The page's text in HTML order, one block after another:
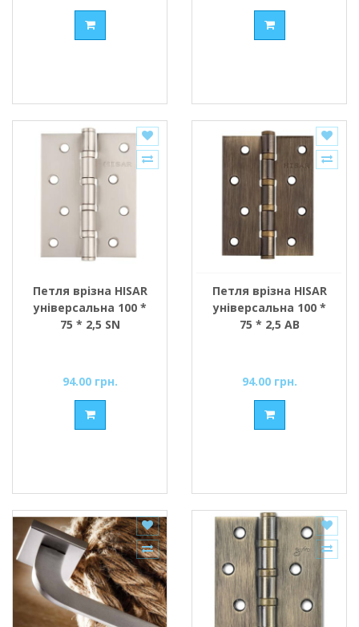
Петля врізна HISAR
універсальна 100 *
75 * 2,5 SN
94.00 грн.
Петля врізна HISAR
універсальна 100 *
75 * 2,5 АВ
94.00 грн.